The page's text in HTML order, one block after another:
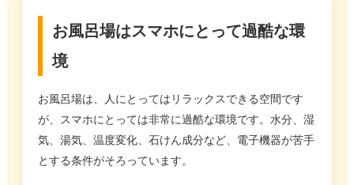
お風呂場はスマホにとって過酷な環
境
お風呂場は、人にとってはリラックスできる空間です
が、スマホにとっては非常に過酷な環境です。水分、湿
気、湯気、温度変化、石けん成分など、電子機器が苦手
とする条件がそろっています。